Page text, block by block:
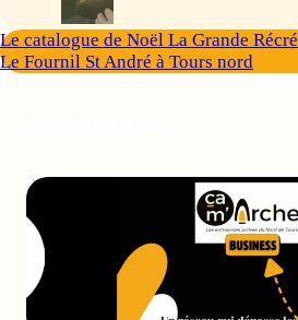
Le catalogue de Noël La Grande Récré
Le Fournil St André à Tours nord